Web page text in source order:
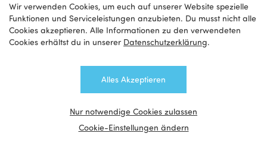
Wir verwenden Cookies, um euch auf unserer Website spezielle
Funktionen und Serviceleistungen anzubieten. Du musst nicht alle
Cookies akzeptieren. Alle Informationen zu den verwendeten
Cookies erhältst du in unserer Datenschutzerklärung.
Alles Akzeptieren
Nur notwendige Cookies zulassen
Cookie-Einstellungen ändern
Funktioniert Jugendarbeit
im Rollstuhl?